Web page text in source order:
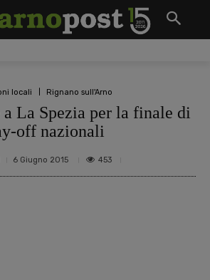
locali Rignano sull'Arno
a La Spezia per la finale di
off nazionali
6 Giugno 2015 453